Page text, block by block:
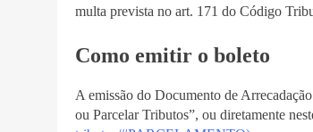
multa prevista no art. 171 do Código
Como emitir o boleto
A emissão do Documento de
ou Parcelar Tributos”, ou diretamente